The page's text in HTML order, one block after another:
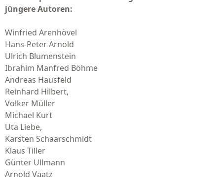
jüngere Autoren:
Winfried Arenhövel
Hans-Peter Arnold
Ulrich Blumenstein
Ibrahim Manfred Böhme
Andreas Hausfeld
Reinhard Hilbert,
Volker Müller
Michael Kurt
Uta Liebe,
Karsten Schaarschmidt
Klaus Tiller
Günter Ullmann
Arnold Vaatz